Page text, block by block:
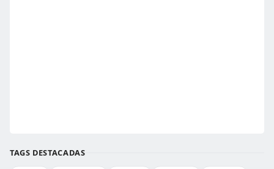
TAGS DESTACADAS